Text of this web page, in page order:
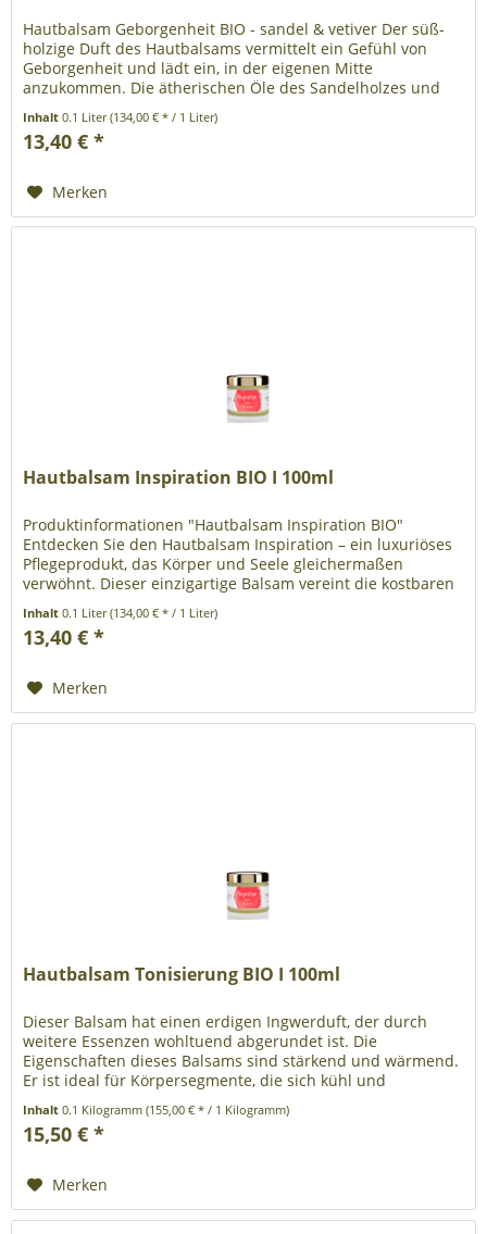
Hautbalsam Geborgenheit BIO - sandel & vetiver Der süß-
holzige Duft des Hautbalsams vermittelt ein Gefühl von
Geborgenheit und lädt ein, in der eigenen Mitte
anzukommen. Die ätherischen Öle des Sandelholzes und
Inhalt0.1 Liter(134,00 € * / 1 Liter)
13,40 € *
Merken
Hautbalsam Inspiration BIO I 100ml
Produktinformationen "Hautbalsam Inspiration BIO"
Entdecken Sie den Hautbalsam Inspiration – ein luxuriöses
Pflegeprodukt, das Körper und Seele gleichermaßen
verwöhnt. Dieser einzigartige Balsam vereint die kostbaren
Inhalt0.1 Liter(134,00 € * / 1 Liter)
13,40 € *
Merken
Hautbalsam Tonisierung BIO I 100ml
Dieser Balsam hat einen erdigen Ingwerduft, der durch
weitere Essenzen wohltuend abgerundet ist. Die
Eigenschaften dieses Balsams sind stärkend und wärmend.
Er ist ideal für Körpersegmente, die sich kühl und
Inhalt0.1 Kilogramm(155,00 € * / 1 Kilogramm)
15,50 € *
Merken